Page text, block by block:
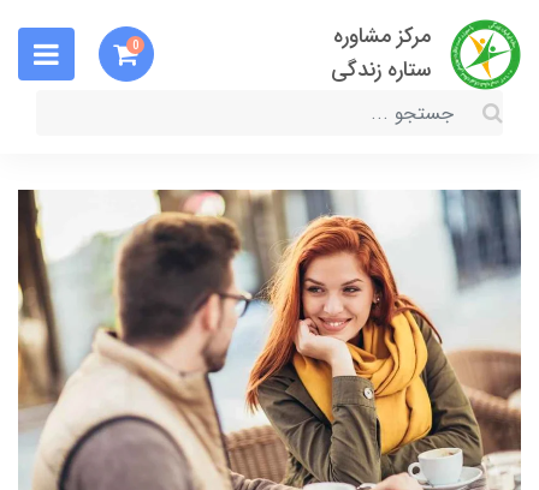
مرکز مشاوره
ستاره زندگی
0